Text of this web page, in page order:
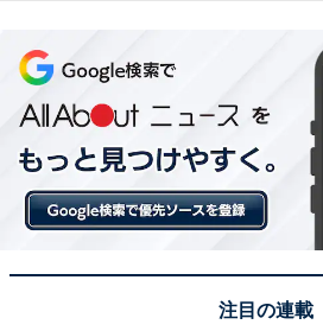
A post shared by 志尊淳/jun shison
1位は、志尊淳さん。2023年度前
説『らんまん』では、神木隆之介
万太郎の幼なじみで良き理解者、
注目の連載